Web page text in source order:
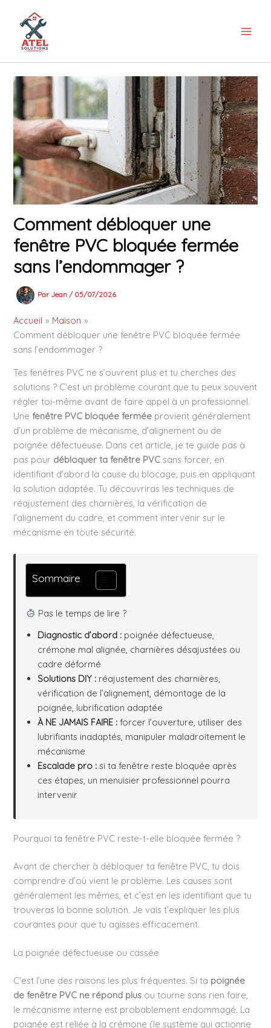
contenu
Comment débloquer une
fenêtre PVC bloquée fermée
sans l’endommager ?
Par Jean / 05/07/2026
Accueil
Maison
Comment débloquer une fenêtre PVC bloquée fermée
sans l’endommager ?
Tes fenêtres PVC ne s’ouvrent plus et tu cherches des
solutions ? C’est un problème courant que tu peux souvent
régler toi-même avant de faire appel à un professionnel.
Unefenêtre PVC bloquée fermée provient généralement
d’un problème de mécanisme, d’alignement ou de
poignée défectueuse. Dans cet article, je te guide pas à
pas pour débloquer ta fenêtre PVC sans forcer, en
identifiant d’abord la cause du blocage, puis en appliquant
la solution adaptée. Tu découvriras les techniques de
réajustement des charnières, la vérification de
l’alignement du cadre, et comment intervenir sur le
mécanisme en toute sécurité.
Sommaire
Pas le temps de lire ?
Diagnostic d’abord : poignée défectueuse,
crémone mal alignée, charnières désajustées ou
cadre déformé
Solutions DIY : réajustement des charnières,
vérification de l’alignement, démontage de la
poignée, lubrification adaptée
À NE JAMAIS FAIRE : forcer l’ouverture, utiliser des
lubrifiants inadaptés, manipuler maladroitement le
mécanisme
Escalade pro : si ta fenêtre reste bloquée après
ces étapes, un menuisier professionnel pourra
intervenir
Pourquoi ta fenêtre PVC reste-t-elle bloquée fermée ?
Avant de chercher à débloquer ta fenêtre PVC, tu dois
comprendre d’où vient le problème. Les causes sont
généralement les mêmes, et c’est en les identifiant que tu
trouveras la bonne solution. Je vais t’expliquer les plus
courantes pour que tu agisses efficacement.
La poignée défectueuse ou cassée
C’est l’une des raisons les plus fréquentes. Si ta poignée
de fenêtre PVC ne répond plus ou tourne sans rien faire,
le mécanisme interne est probablement endommagé. La
poignée est reliée à la crémone (le système qui actionne